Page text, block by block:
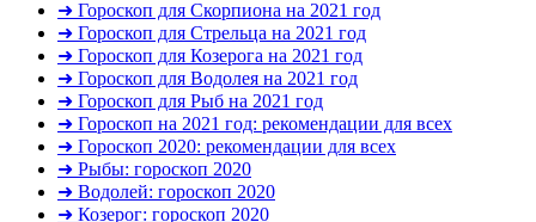
➜ Гороскоп для Скорпиона на 2021 год
➜ Гороскоп для Стрельца на 2021 год
➜ Гороскоп для Козерога на 2021 год
➜ Гороскоп для Водолея на 2021 год
➜ Гороскоп для Рыб на 2021 год
➜ Гороскоп на 2021 год: рекомендации для всех
➜ Гороскоп 2020: рекомендации для всех
➜ Рыбы: гороскоп 2020
➜ Водолей: гороскоп 2020
➜ Козерог: гороскоп 2020